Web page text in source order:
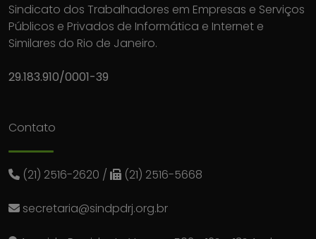
Sindicato dos Trabalhadores em Empresas e Serviços
Públicos e Privados de Informática e Internet e
Similares do Rio de Janeiro.
29.183.910/0001-39
Contato
(21) 2516-2620 / (21) 2516-5668
secretaria@sindpdrj.org.br